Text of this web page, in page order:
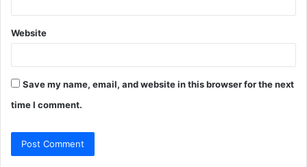
Website
Save my name, email, and website in this browser for the next
time I comment.